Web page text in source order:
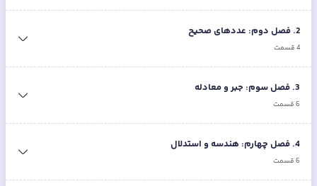
2
. فصل دوم: عددهای صحیح
4قسمت
3
. فصل سوم: جبر و معادله
6قسمت
4
. فصل چهارم: هندسه و استدلال
6قسمت